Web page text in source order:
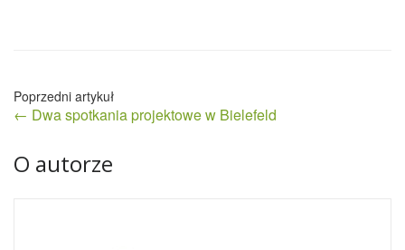
Nawigacja
wpisu
← Dwa spotkania projektowe w Bielefeld
O autorze